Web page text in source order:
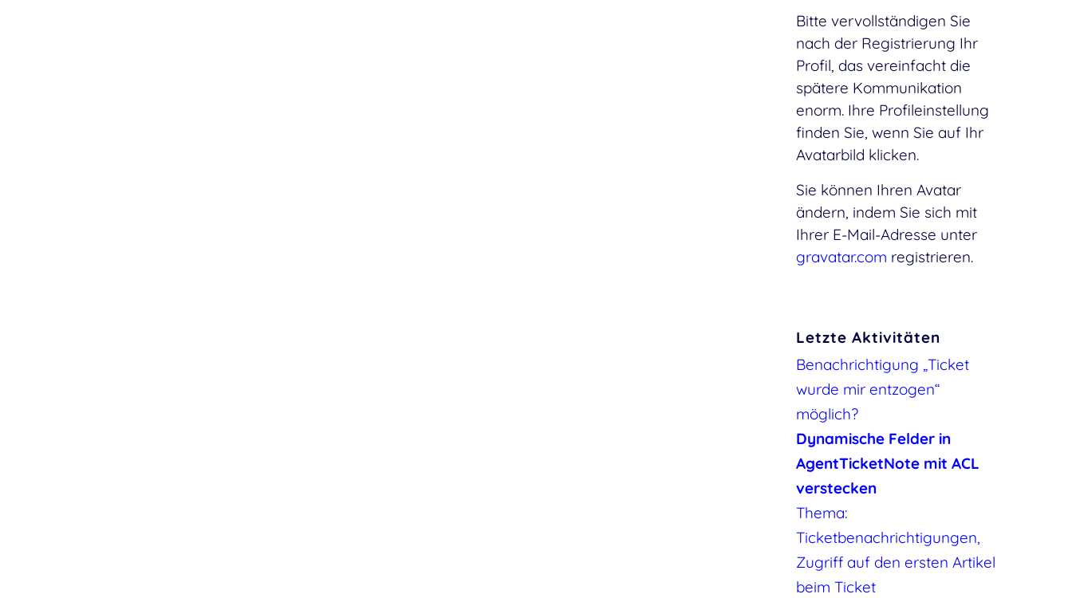
Bitte vervollständigen Sie
nach der Registrierung Ihr
Profil, das vereinfacht die
spätere Kommunikation
enorm. Ihre Profileinstellung
finden Sie, wenn Sie auf Ihr
Avatarbild klicken.
Sie können Ihren Avatar
ändern, indem Sie sich mit
Ihrer E-Mail-Adresse unter
gravatar.com registrieren.
Letzte Aktivitäten
Benachrichtigung „Ticket
wurde mir entzogen“
möglich?
Dynamische Felder in
AgentTicketNote mit ACL
verstecken
Thema:
Ticketbenachrichtigungen,
Zugriff auf den ersten Artikel
beim Ticket